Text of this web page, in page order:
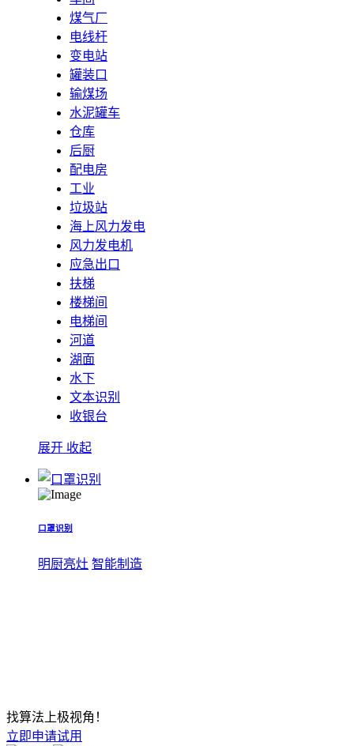
煤气厂
电线杆
变电站
罐装口
输煤场
水泥罐车
仓库
后厨
配电房
工业
垃圾站
海上风力发电
风力发电机
应急出口
扶梯
楼梯间
电梯间
河道
湖面
水下
文本识别
收银台
展开 收起
口罩识别
明厨亮灶 智能制造
找算法上极视角！
立即申请试用